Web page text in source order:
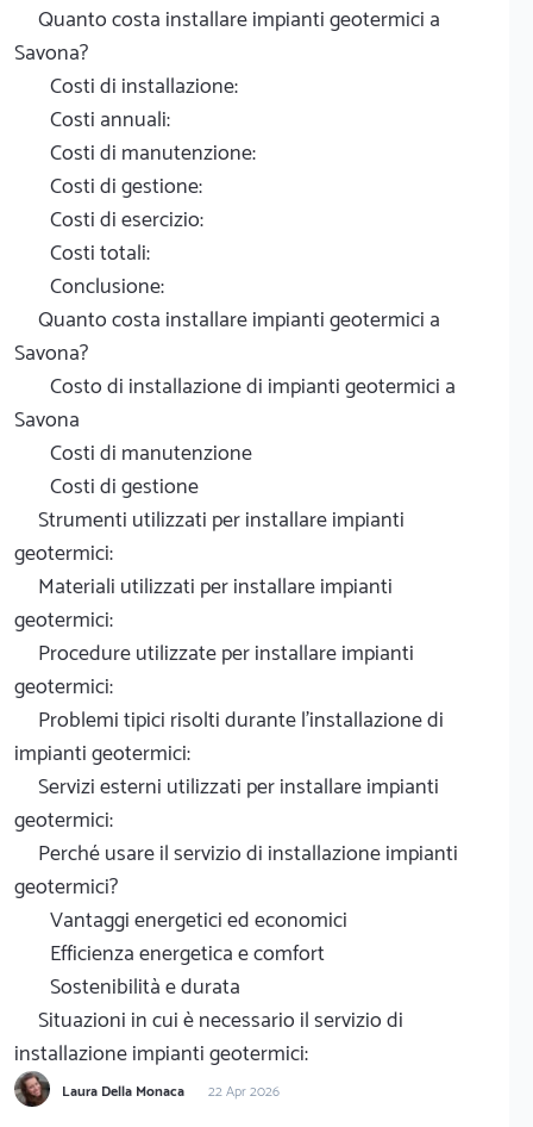
Quanto costa installare impianti geotermici a
Savona?
Costi di installazione:
Costi annuali:
Costi di manutenzione:
Costi di gestione:
Costi di esercizio:
Costi totali:
Conclusione:
Quanto costa installare impianti geotermici a
Savona?
Costo di installazione di impianti geotermici a
Savona
Costi di manutenzione
Costi di gestione
Strumenti utilizzati per installare impianti
geotermici:
Materiali utilizzati per installare impianti
geotermici:
Procedure utilizzate per installare impianti
geotermici:
Problemi tipici risolti durante l'installazione di
impianti geotermici:
Servizi esterni utilizzati per installare impianti
geotermici:
Perché usare il servizio di installazione impianti
geotermici?
Vantaggi energetici ed economici
Efficienza energetica e comfort
Sostenibilità e durata
Situazioni in cui è necessario il servizio di
installazione impianti geotermici:
Laura Della Monaca 22 Apr 2026